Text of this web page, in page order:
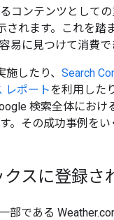
コンテンツとして
されます。これを
易に見つけて消費
施したり、 Search
レポートを利用した
検索全体にお
。その成功事例をい
スに登録さ
部である